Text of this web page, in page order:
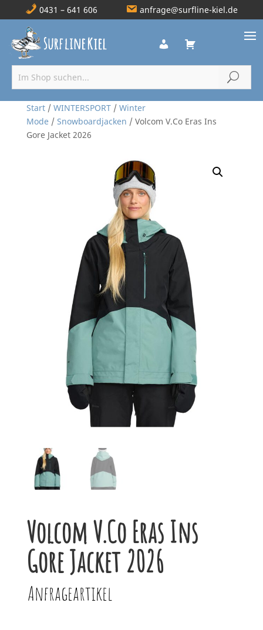
0431 – 641 606 anfrage@surfline-kiel.de
Start/ WINTERSPORT/ Winter
Mode/ Snowboardjacken / Volcom V.Co Eras Ins
Gore Jacket 2026
Volcom V.Co Eras Ins
Gore Jacket 2026
Anfrageartikel